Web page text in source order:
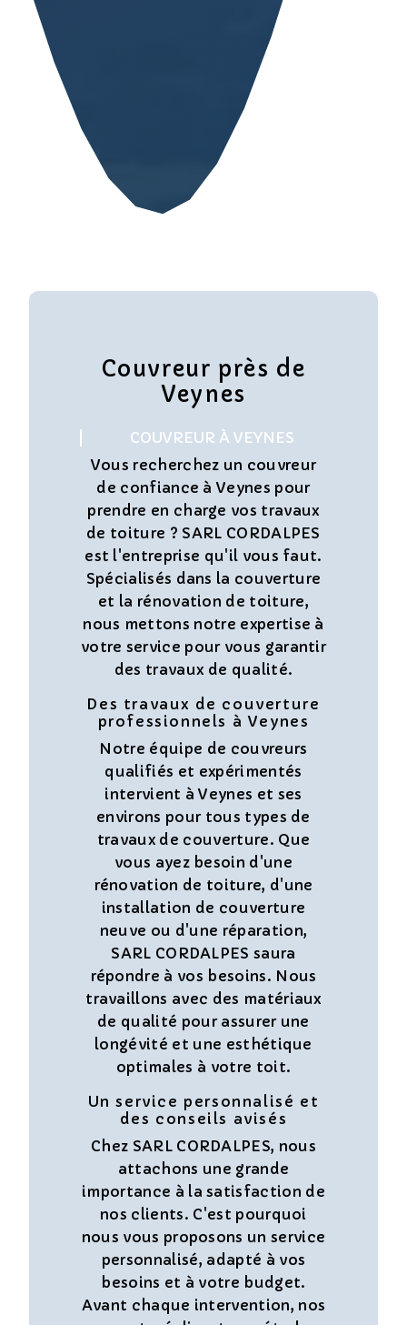
Couvreur près de
Veynes
COUVREUR À VEYNES
Vous recherchez un couvreur
de confiance à Veynes pour
prendre en charge vos travaux
de toiture ? SARL CORDALPES
est l'entreprise qu'il vous faut.
Spécialisés dans la couverture
et la rénovation de toiture,
nous mettons notre expertise à
votre service pour vous garantir
des travaux de qualité.
Des travaux de couverture
professionnels à Veynes
Notre équipe de couvreurs
qualifiés et expérimentés
intervient à Veynes et ses
environs pour tous types de
travaux de couverture. Que
vous ayez besoin d'une
rénovation de toiture, d'une
installation de couverture
neuve ou d'une réparation,
SARL CORDALPES saura
répondre à vos besoins. Nous
travaillons avec des matériaux
de qualité pour assurer une
longévité et une esthétique
optimales à votre toit.
Un service personnalisé et
des conseils avisés
Chez SARL CORDALPES, nous
attachons une grande
importance à la satisfaction de
nos clients. C'est pourquoi
nous vous proposons un service
personnalisé, adapté à vos
besoins et à votre budget.
Avant chaque intervention, nos